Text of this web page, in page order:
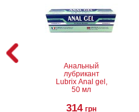
Анальный
лубрикант
Lubrix Anal gel,
50 мл
314 грн